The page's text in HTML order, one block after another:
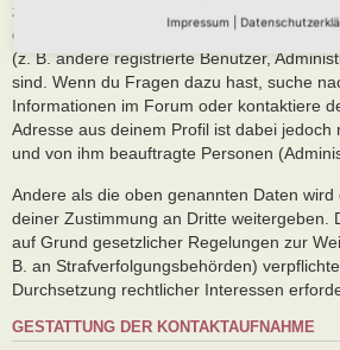
zugänglich sein können. Der Betreiber
einzelne Informationen nur für einen
(z. B. andere registrierte Benutzer,
sind. Wenn du Fragen dazu hast, suche
Informationen im Forum oder kontaktiere
Adresse aus deinem Profil ist dabei jedoch
und von ihm beauftragte Personen
Andere als die oben genannten Daten
deiner Zustimmung an Dritte weitergeben.
auf Grund gesetzlicher Regelungen zur
B. an Strafverfolgungsbehörden)
Durchsetzung rechtlicher Interessen
GESTATTUNG DER KONTAKTAUFNAHME
Impressum